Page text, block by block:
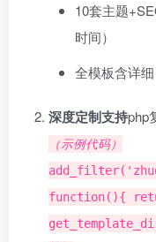
10套主题
时间）
全模板含详细 ​
深度定制支持php
（示例代码）
function(){